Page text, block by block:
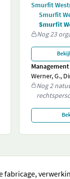
Smurfit
Smurfit
Smurfit
Nog 23
Management
Werner, G.,
Nog 2
fabricage,